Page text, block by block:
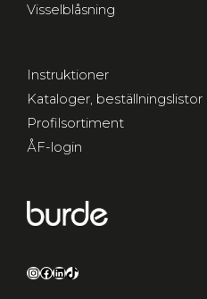
Visselblåsning
Instruktioner
Kataloger, beställningslistor
Profilsortiment
ÅF-login
Instagram
Facebook
LinkedIn
TikTok